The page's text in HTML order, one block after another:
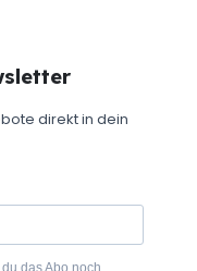
direkt in dein